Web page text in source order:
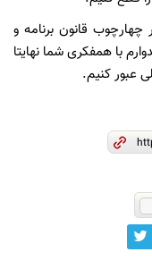
قانون برنامه و
با همفکری شما نهایتا
عبور کنیم.